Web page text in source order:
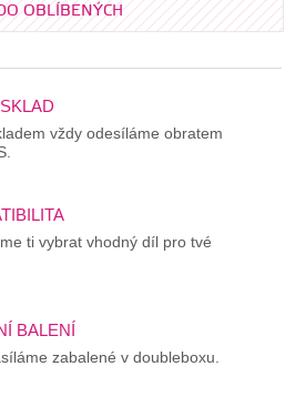
OBLÍBENÝCH
vždy odesíláme obratem
ti vybrat vhodný díl pro tvé
BALENÍ
zabalené v doubleboxu.